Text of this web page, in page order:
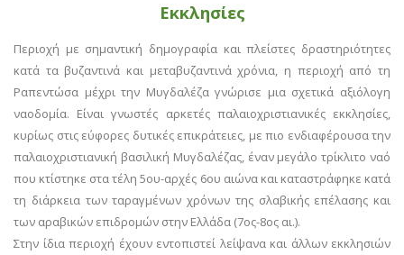
Εκκλησίες
Περιοχή με σημαντική δημογραφία και πλείστες δραστηριότητες
κατά τα βυζαντινά και μεταβυζαντινά χρόνια, η περιοχή από τη
Ραπεντώσα μέχρι την Μυγδαλέζα γνώρισε μια σχετικά αξιόλογη
ναοδομία. Είναι γνωστές αρκετές παλαιοχριστιανικές εκκλησίες,
κυρίως στις εύφορες δυτικές επικράτειες, με πιο ενδιαφέρουσα την
παλαιοχριστιανική βασιλική Μυγδαλέζας, έναν μεγάλο τρίκλιτο ναό
που κτίστηκε στα τέλη 5ου-αρχές 6ου αιώνα και καταστράφηκε κατά
τη διάρκεια των ταραγμένων χρόνων της σλαβικής επέλασης και
των αραβικών επιδρομών στην Ελλάδα (7ος-8ος αι.).
Στην ίδια περιοχή έχουν εντοπιστεί λείψανα και άλλων εκκλησιών